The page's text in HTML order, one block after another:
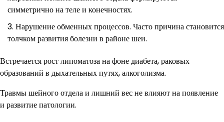
симметрично на теле и конечностях.
Нарушение обменных процессов. Часто причина становится
толчком развития болезни в районе шеи.
Встречается рост липоматоза на фоне диабета, раковых
образований в дыхательных путях, алкоголизма.
Травмы шейного отдела и лишний вес не влияют на появление
и развитие патологии.